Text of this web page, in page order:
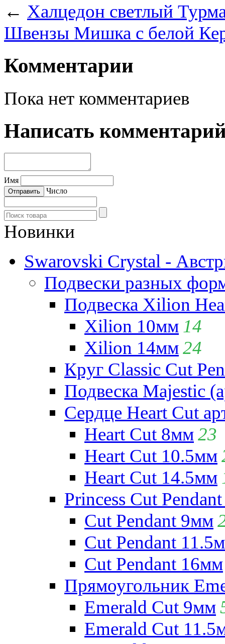
← Халцедон светлый
Швензы Мишка с белой
Комментарии
Пока нет комментариев
Написать
Имя
Число
Новинки
Swarovski Crystal -
Подвески разных
Подвеска Xilion
Xilion 10мм 14
Xilion 14мм24
Круг Classic Cut
Подвеска Majestic
Сердце Heart Cut
Heart Cut 8мм23
Heart Cut 10.5мм
Heart Cut 14.5мм
Princess Cut
Cut Pendant 9мм
Cut Pendant
Cut Pendant 16мм
Прямоугольник
Emerald Cut 9мм
Emerald Cut